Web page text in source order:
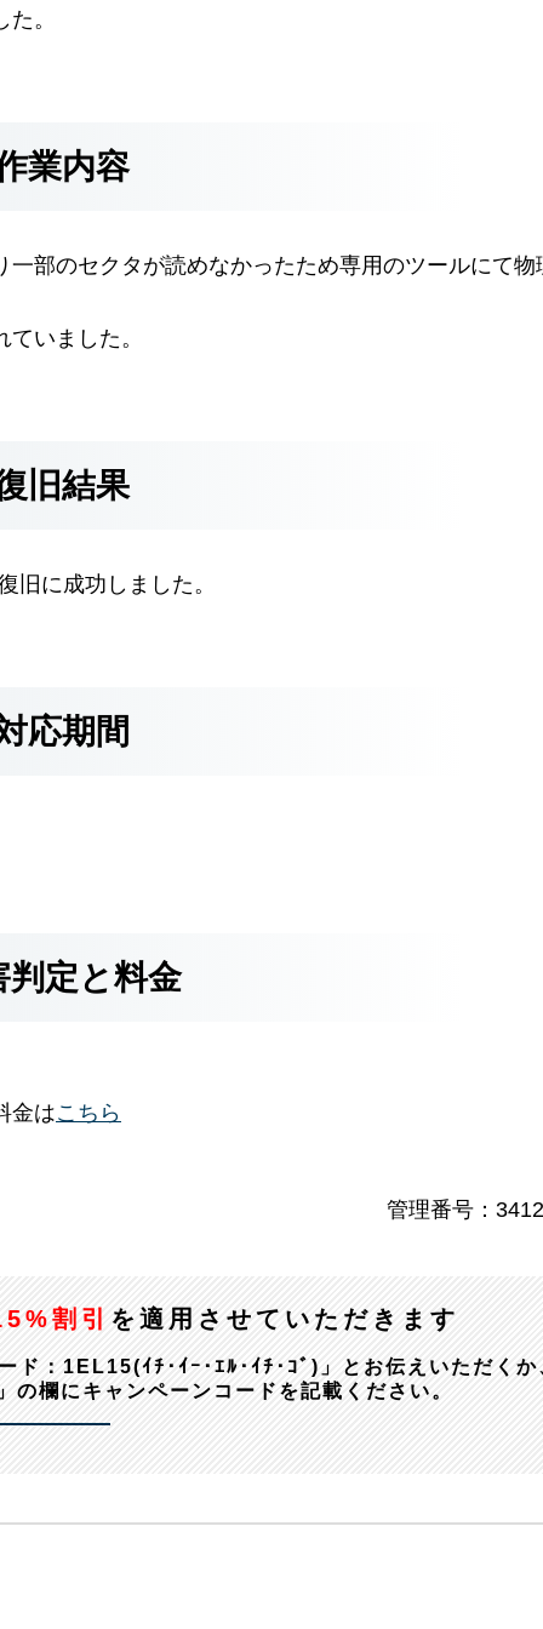
。
業内容
部のセクタが読めなかったため専用のツールにて物
いました。
旧結果
旧に成功しました。
応期間
判定と料金
金はこちら
管理番号：
割引 を適用させていただきます
ド：1EL15(ｲﾁ･ｲｰ･ｴﾙ･ｲﾁ･ｺﾞ)」とお伝えいただくか
の欄にキャンペーンコードを記載ください。